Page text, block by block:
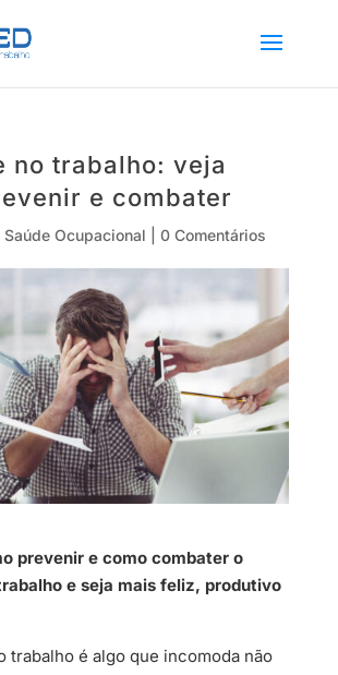
no trabalho: veja
e combater
Saúde Ocupacional 0 Comentários
prevenir e como combater o
e seja mais feliz, produtivo
trabalho é algo que incomoda não